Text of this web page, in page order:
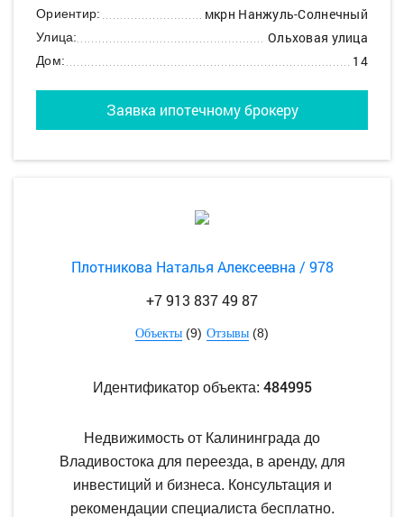
Ориентир: мкрн Нанжуль-Солнечный
Улица: Ольховая улица
Дом: 14
Заявка ипотечному брокеру
Плотникова Наталья Алексеевна / 978
+7 913 837 49 87
Объекты (9) Отзывы (8)
Идентификатор объекта: 484995
Недвижимость от Калининграда до
Владивостока для переезда, в аренду, для
инвестиций и бизнеса. Консультация и
рекомендации специалиста бесплатно.